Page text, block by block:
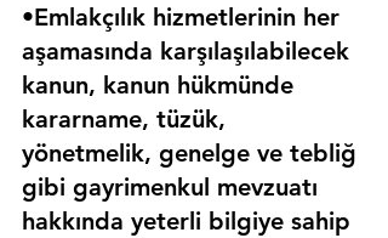
•Emlakçılık hizmetlerinin her
aşamasında karşılaşılabilecek
kanun, kanun hükmünde
kararname, tüzük,
yönetmelik, genelge ve tebliğ
gibi gayrimenkul mevzuatı
hakkında yeterli bilgiye sahip